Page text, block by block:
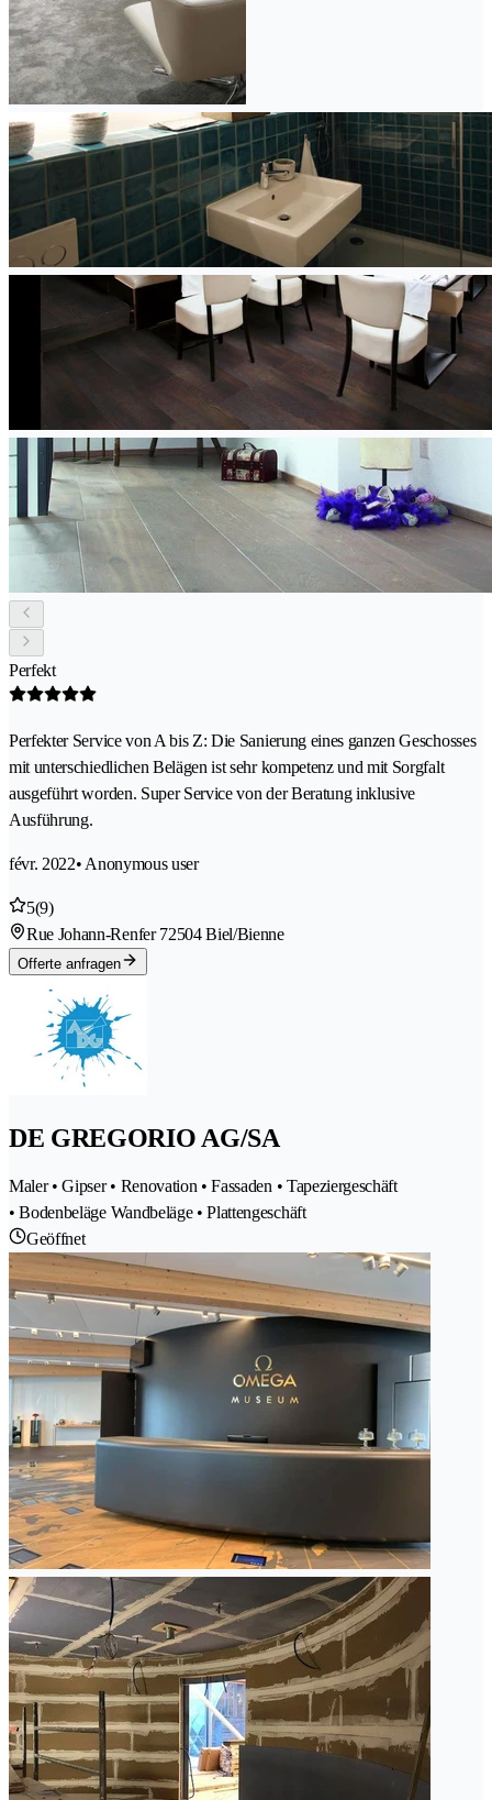
Perfekt
Perfekter Service von A bis Z: Die Sanierung eines ganzen Geschosses
mit unterschiedlichen Belägen ist sehr kompetenz und mit Sorgfalt
ausgeführt worden. Super Service von der Beratung inklusive
Ausführung.
févr. 2022• Anonymous user
5(9)
Rue Johann-Renfer 72504 Biel/Bienne
Offerte anfragen
DE GREGORIO AG/SA
Maler • Gipser • Renovation • Fassaden • Tapeziergeschäft
• Bodenbeläge Wandbeläge • Plattengeschäft
Geöffnet